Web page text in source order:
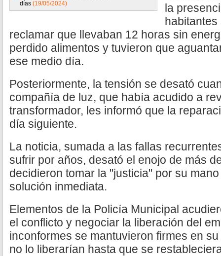
días (19/05/2024)
la
reclamar que llevaban 12 horas sin
perdido alimentos y tuvieron que
ese medio día.
Posteriormente, la tensión se desató
compañía de luz, que había acudido a
transformador, les informó que la
día siguiente.
La noticia, sumada a las fallas
sufrir por años, desató el enojo de más
decidieron tomar la "justicia" por su
solución inmediata.
Elementos de la Policía Municipal
el conflicto y negociar la liberación del
inconformes se mantuvieron firmes en
no lo liberarían hasta que se